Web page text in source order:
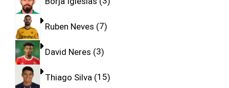
Ruben Neves 7
David Neres 3
Thiago Silva 15